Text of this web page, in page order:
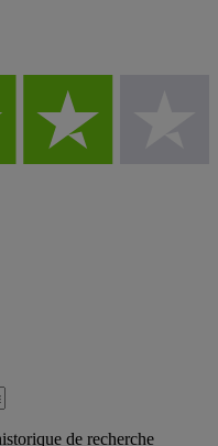
de recherche